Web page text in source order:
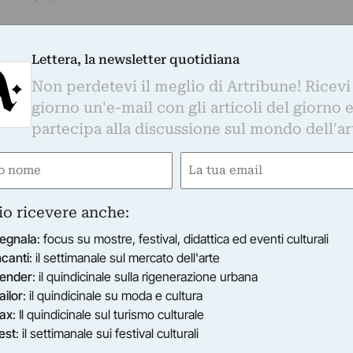
Naturale” apre in occasione del Salone del
una tematica quanto mai attuale:…
11/04/2013–10/05/2013
relazioni tra arte contemporanea e spazio la
di Banca Akros,…
Lettera, la newsletter quotidiana
Non perdetevi il meglio di Artribune! Ricevi
giorno un'e-mail con gli articoli del giorno e
partecipa alla discussione sul mondo
Email
ricevere anche:
: focus su mostre, festival, didattica ed eventi culturali
: il settimanale sul mercato dell'arte
: il quindicinale sulla rigenerazione urbana
: il quindicinale su moda e cultura
: Il quindicinale sul turismo culturale
: il settimanale sui festival culturali